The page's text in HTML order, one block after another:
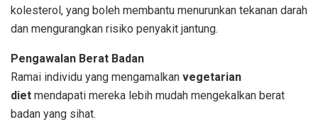
kolesterol, yang boleh membantu menurunkan tekanan darah
dan mengurangkan risiko penyakit jantung.
Pengawalan Berat Badan
Ramai individu yang mengamalkan vegetarian
diet mendapati mereka lebih mudah mengekalkan berat
badan yang sihat.